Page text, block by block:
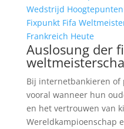
Wedstrijd
Fixpunkt Fifa
Frankreich Heute
Auslosung der
Bij internetbankieren
vooral wanneer hun
en het vertrouwen van
Wereldkampioenschap